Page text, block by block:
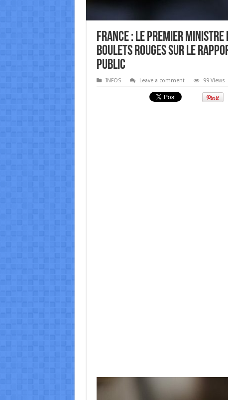
France : le Premier
boulets rouges sur le
public
INFOS Leave a comment 99 Views